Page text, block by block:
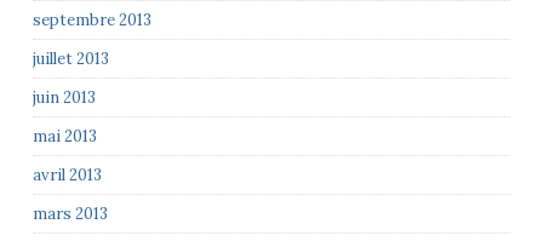
septembre 2013
juillet 2013
juin 2013
mai 2013
avril 2013
mars 2013